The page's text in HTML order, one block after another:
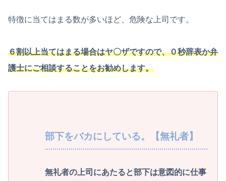
特徴に当てはまる数が多いほど、危険な上司です。
６割以上当てはまる場合はヤ〇ザですので、０秒辞表か弁
護士にご相談することをお勧めします。
部下をバカにしている。【無礼者】
無礼者の上司にあたると部下は意図的に仕事